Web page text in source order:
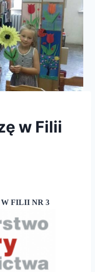
w Filii
FILII NR 3